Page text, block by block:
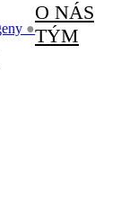
●
O NÁS
TÝM